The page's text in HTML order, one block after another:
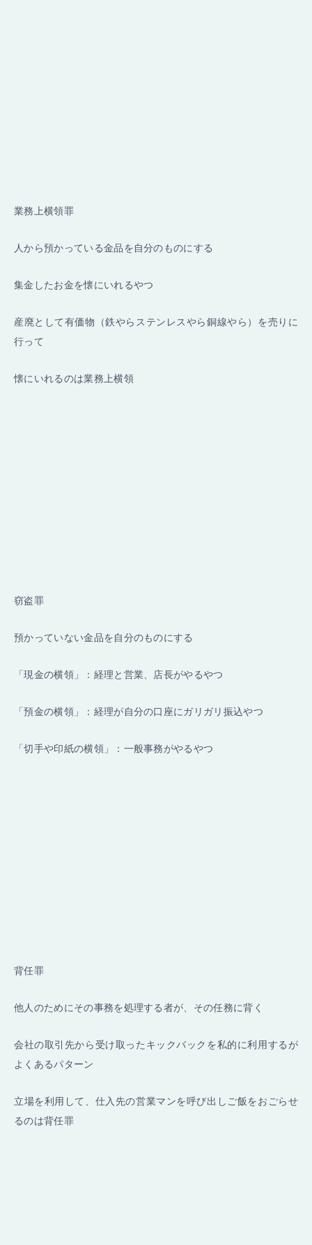
業務上横領罪
人から預かっている金品を自分のものにする
集金したお金を懐にいれるやつ
産廃として有価物（鉄やらステンレスやら銅線やら）を売りに
行って
懐にいれるのは業務上横領
窃盗罪
預かっていない金品を自分のものにする
「現金の横領」：経理と営業、店長がやるやつ
「預金の横領」：経理が自分の口座にガリガリ振込やつ
「切手や印紙の横領」：一般事務がやるやつ
背任罪
他人のためにその事務を処理する者が、その任務に背く
会社の取引先から受け取ったキックバックを私的に利用するが
よくあるパターン
立場を利用して、仕入先の営業マンを呼び出しご飯をおごらせ
るのは背任罪